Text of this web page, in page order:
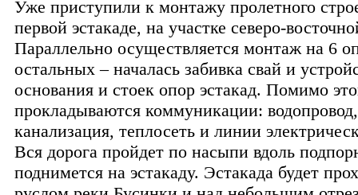
Уже приступили к монтажу пролетного
первой эстакаде, на участке северо-
Параллельно осуществляется монтаж на 6
остальных – началась забивка свай и
основания и стоек опор эстакад. Помимо
прокладываются коммуникации: водопровод,
канализация, теплосеть и линии
Вся дорога пройдет по насыпи вдоль
поднимется на эстакаду. Эстакада будет